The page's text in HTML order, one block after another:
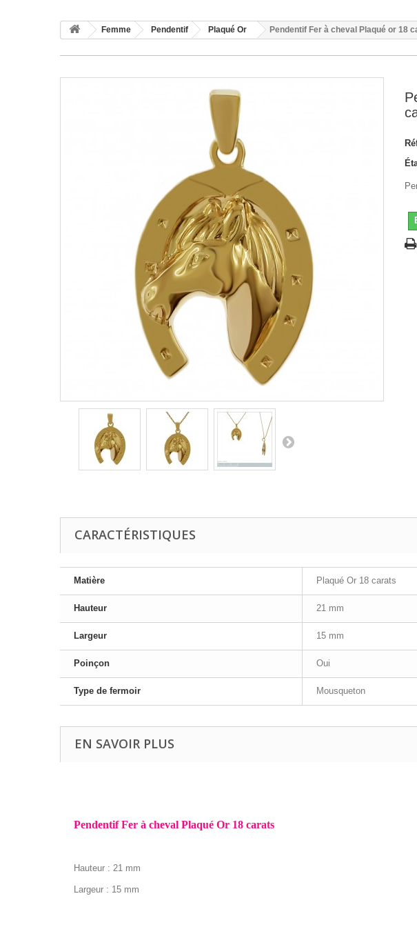
Femme Pendentif Plaqué Or Pendentif Fer à cheval Plaqué or 18
CARACTÉRISTIQUES
Matière Plaqué Or 18 carats
Hauteur 21 mm
Largeur 15 mm
Poinçon Oui
Type de fermoir Mousqueton
EN SAVOIR PLUS
Pendentif Fer à cheval Plaqué Or 18 carats
Hauteur : 21 mm
Largeur : 15 mm